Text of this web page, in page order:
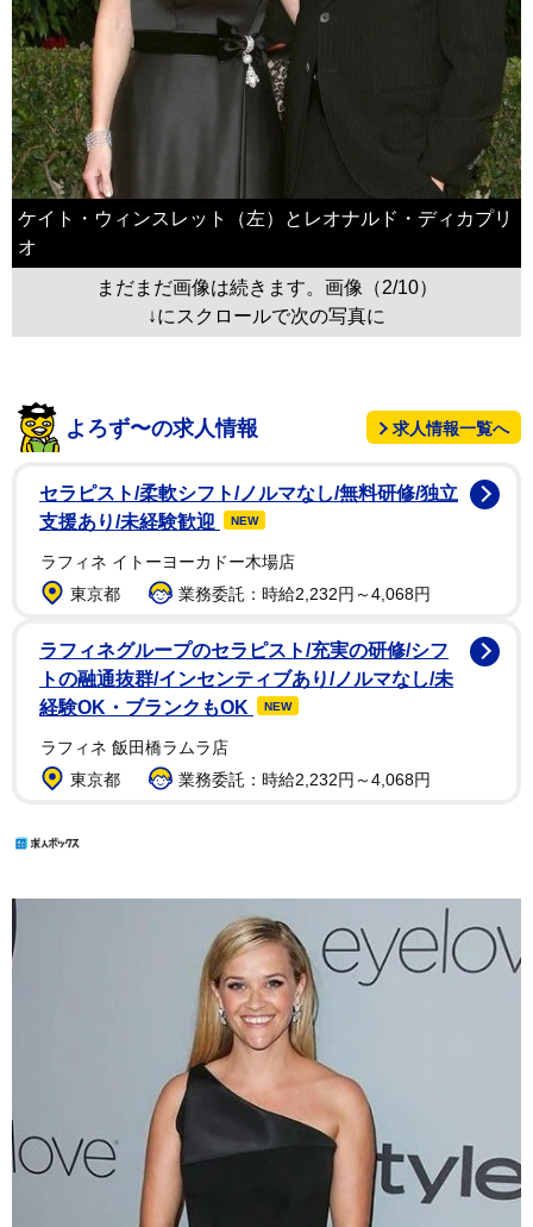
ケイト・ウィンスレット（左）とレオナルド・ディカプリ
オ
まだまだ画像は続きます。画像（2/10）
↓にスクロールで次の写真に
よろず〜の求人情報 求人情報一覧へ
セラピスト/柔軟シフト/ノルマなし/無料研修/独立
支援あり/未経験歓迎
NEW
ラフィネ イトーヨーカドー木場店
東京都
業務委託：時給2,232円～4,068円
ラフィネグループのセラピスト/充実の研修/シフ
トの融通抜群/インセンティブあり/ノルマなし/未
経験OK・ブランクもOK
NEW
ラフィネ 飯田橋ラムラ店
東京都
業務委託：時給2,232円～4,068円